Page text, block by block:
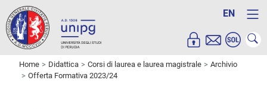
EN
Home Didattica Corsi di laurea e laurea magistrale
Archivio
Offerta Formativa 2023/24